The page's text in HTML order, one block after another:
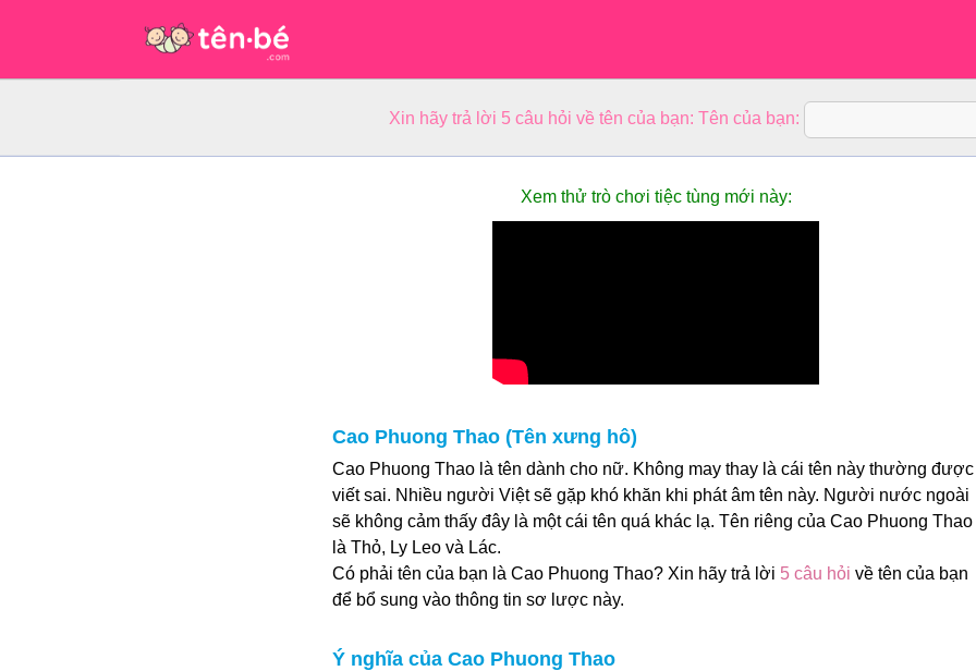
Xin hãy trả lời 5 câu hỏi về tên của bạn: Tên của bạn:
Xem thử trò chơi tiệc tùng mới này:
Cao Phuong Thao (Tên xưng hô)
Cao Phuong Thao là tên dành cho nữ. Không may thay là cái tên này thường được
viết sai. Nhiều người Việt sẽ gặp khó khăn khi phát âm tên này. Người nước ngoài
sẽ không cảm thấy đây là một cái tên quá khác lạ. Tên riêng của Cao Phuong Thao
là Thỏ, Ly Leo và Lác.
Có phải tên của bạn là Cao Phuong Thao? Xin hãy trả lời 5 câu hỏi về tên của bạn
để bổ sung vào thông tin sơ lược này.
Ý nghĩa của Cao Phuong Thao